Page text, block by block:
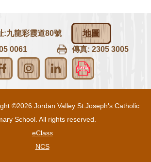
:九龍彩霞道80號 地圖
0061 傳真: 2305 3005
©2026 Jordan Valley St.Joseph's Catholic
School. All rights reserved.
eClass
NCS